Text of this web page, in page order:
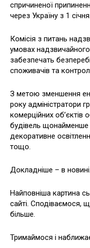
спричиненої
через Україну з 1 січня.
Комісія з питань
умовах надзвичайного
забезпечать
споживачів та
З метою зменшення
року адміністратори
комерційних об’єктів
будівель щонайменше
декоративне
тощо.
Докладніше – в новині.
Найповніша картина
сайті. Сподіваємося,
більше.
Тримаймося і